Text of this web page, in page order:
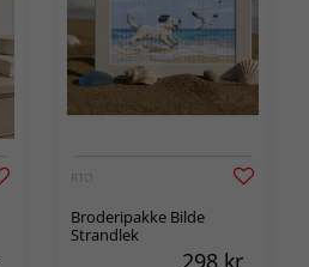
RTO
Broderipakke Bilde
Strandlek
298 kr